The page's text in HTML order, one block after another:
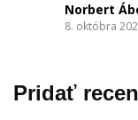
Norbert
8. októbra
Pridať